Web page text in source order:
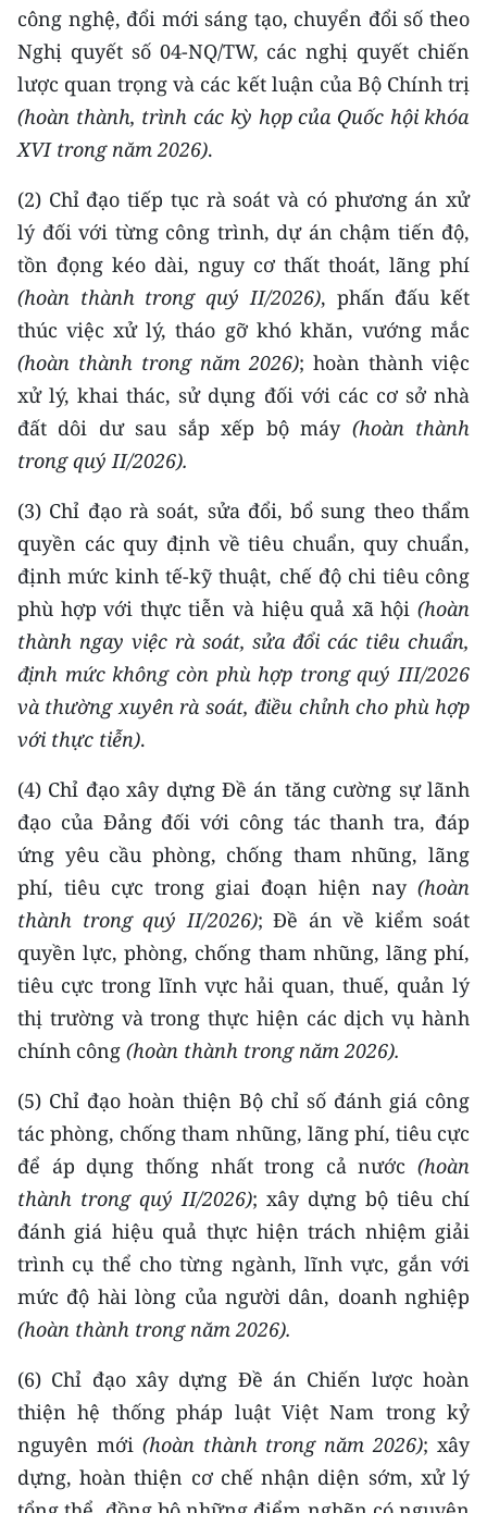
công nghệ, đổi mới sáng tạo, chuyển đổi số theo
Nghị quyết số 04-NQ/TW, các nghị quyết chiến
lược quan trọng và các kết luận của Bộ Chính trị
(hoàn thành, trình các kỳ họp của Quốc hội khóa
XVI trong năm 2026).
(2) Chỉ đạo tiếp tục rà soát và có phương án xử
lý đối với từng công trình, dự án chậm tiến độ,
tồn đọng kéo dài, nguy cơ thất thoát, lãng phí
(hoàn thành trong quý II/2026), phấn đấu kết
thúc việc xử lý, tháo gỡ khó khăn, vướng mắc
(hoàn thành trong năm 2026); hoàn thành việc
xử lý, khai thác, sử dụng đối với các cơ sở nhà
đất dôi dư sau sắp xếp bộ máy (hoàn thành
trong quý II/2026).
(3) Chỉ đạo rà soát, sửa đổi, bổ sung theo thẩm
quyền các quy định về tiêu chuẩn, quy chuẩn,
định mức kinh tế-kỹ thuật, chế độ chi tiêu công
phù hợp với thực tiễn và hiệu quả xã hội (hoàn
thành ngay việc rà soát, sửa đổi các tiêu chuẩn,
định mức không còn phù hợp trong quý III/2026
và thường xuyên rà soát, điều chỉnh cho phù hợp
với thực tiễn).
(4) Chỉ đạo xây dựng Đề án tăng cường sự lãnh
đạo của Đảng đối với công tác thanh tra, đáp
ứng yêu cầu phòng, chống tham nhũng, lãng
phí, tiêu cực trong giai đoạn hiện nay (hoàn
thành trong quý II/2026); Đề án về kiểm soát
quyền lực, phòng, chống tham nhũng, lãng phí,
tiêu cực trong lĩnh vực hải quan, thuế, quản lý
thị trường và trong thực hiện các dịch vụ hành
chính công (hoàn thành trong năm 2026).
(5) Chỉ đạo hoàn thiện Bộ chỉ số đánh giá công
tác phòng, chống tham nhũng, lãng phí, tiêu cực
để áp dụng thống nhất trong cả nước (hoàn
thành trong quý II/2026); xây dựng bộ tiêu chí
đánh giá hiệu quả thực hiện trách nhiệm giải
trình cụ thể cho từng ngành, lĩnh vực, gắn với
mức độ hài lòng của người dân, doanh nghiệp
(hoàn thành trong năm 2026).
(6) Chỉ đạo xây dựng Đề án Chiến lược hoàn
thiện hệ thống pháp luật Việt Nam trong kỷ
nguyên mới (hoàn thành trong năm 2026); xây
dựng, hoàn thiện cơ chế nhận diện sớm, xử lý